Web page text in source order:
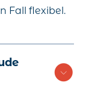
Fall flexibel.